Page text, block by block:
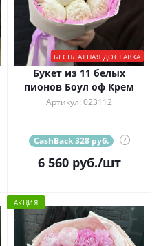
БЕСПЛАТНАЯ ДОСТАВКА
Букет из 11 белых
пионов Боул оф Крем
Артикул: 023112
CashBack 328 руб. ?
6 560руб./шт
АКЦИЯ